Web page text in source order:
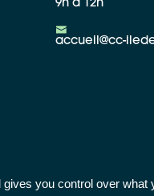
9h à 12h
accueil@cc-
you control over what